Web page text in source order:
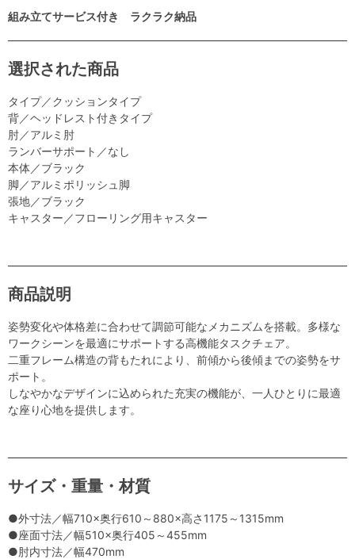
組み立てサービス付き ラクラク納品
選択された商品
タイプ／クッションタイプ
背／ヘッドレスト付きタイプ
肘／アルミ肘
ランバーサポート／なし
本体／ブラック
脚／アルミポリッシュ脚
張地／ブラック
キャスター／フローリング用キャスター
商品説明
姿勢変化や体格差に合わせて調節可能なメカニズムを搭載。多様な
ワークシーンを最適にサポートする高機能タスクチェア。
二重フレーム構造の背もたれにより、前傾から後傾までの姿勢をサ
ポート。
しなやかなデザインに込められた充実の機能が、一人ひとりに最適
な座り心地を提供します。
サイズ・重量・材質
●外寸法／幅710×奥行610～880×高さ1175～1315mm
●座面寸法／幅510×奥行405～455mm
●肘内寸法／幅470mm